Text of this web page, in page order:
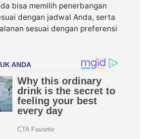
bisa memilih penerbangan
dengan jadwal Anda, serta
sesuai dengan preferensi